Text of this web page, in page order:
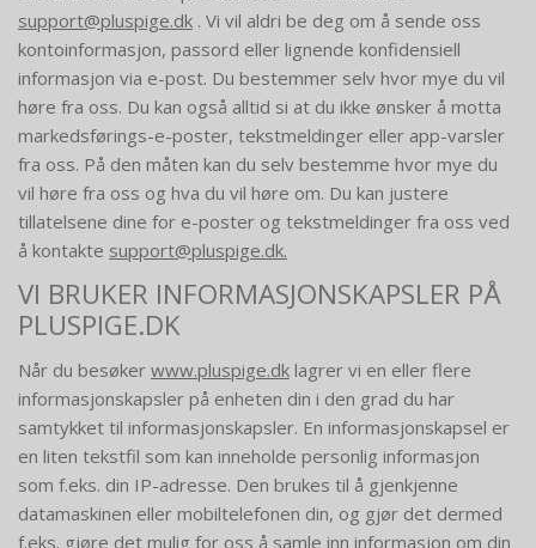
support@pluspige.dk . Vi vil aldri be deg om å sende oss
kontoinformasjon, passord eller lignende konfidensiell
informasjon via e-post. Du bestemmer selv hvor mye du vil
høre fra oss. Du kan også alltid si at du ikke ønsker å motta
markedsførings-e-poster, tekstmeldinger eller app-varsler
fra oss. På den måten kan du selv bestemme hvor mye du
vil høre fra oss og hva du vil høre om. Du kan justere
tillatelsene dine for e-poster og tekstmeldinger fra oss ved
å kontakte support@pluspige.dk.
VI BRUKER INFORMASJONSKAPSLER PÅ
PLUSPIGE.DK
Når du besøker www.pluspige.dk lagrer vi en eller flere
informasjonskapsler på enheten din i den grad du har
samtykket til informasjonskapsler. En informasjonskapsel er
en liten tekstfil som kan inneholde personlig informasjon
som f.eks. din IP-adresse. Den brukes til å gjenkjenne
datamaskinen eller mobiltelefonen din, og gjør det dermed
f.eks. gjøre det mulig for oss å samle inn informasjon om din